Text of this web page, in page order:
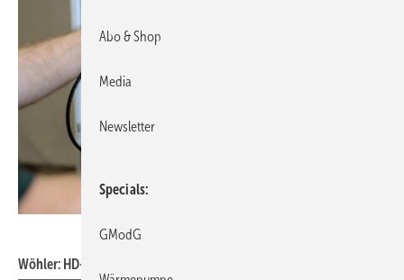
Wöhler: HD-Video-Endoskop VE 500.
Abo & Shop
Media
Newsletter
Specials
GModG